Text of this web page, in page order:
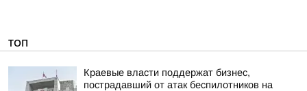
ТОП
Краевые власти поддержат бизнес,
пострадавший от атак беспилотников на